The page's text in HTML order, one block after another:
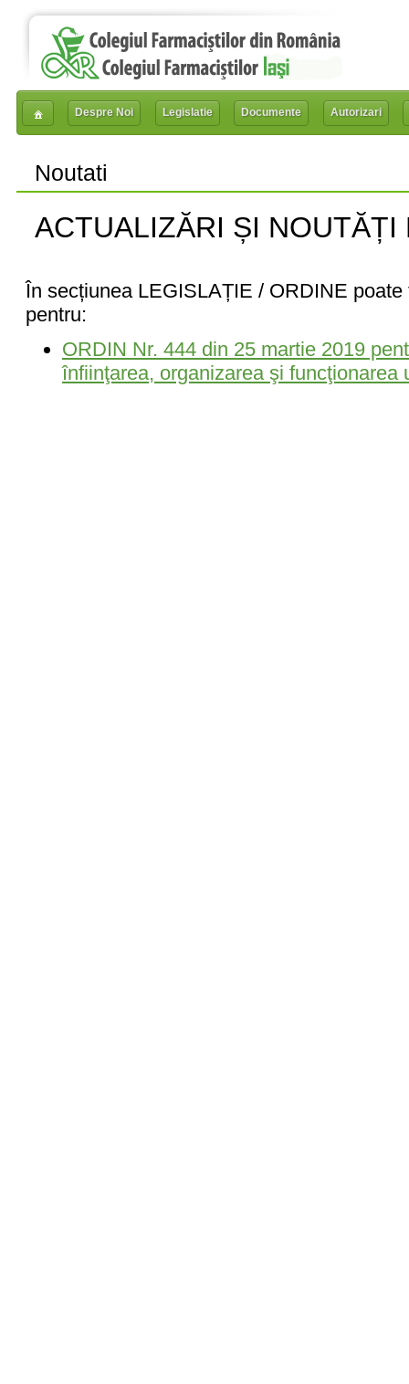
Despre Noi Legislatie Documente Autorizari
Noutati
ACTUALIZĂRI ȘI NOUTĂȚI
În secțiunea LEGISLAȚIE / ORDINE
pentru:
ORDIN Nr. 444 din 25 martie 2019
înfiinţarea, organizarea şi funcţionarea